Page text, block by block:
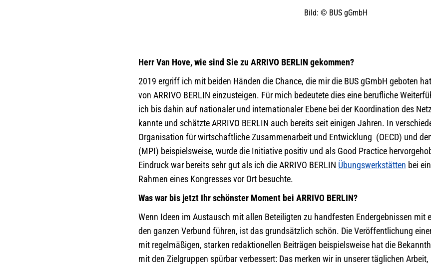
Bild: © BUS gGmbH
Herr Van Hove, wie sind Sie zu ARRIVO BERLIN gekommen?
2019 ergriff ich mit beiden Händen die Chance, die mir die BUS gGmbH geboten
von ARRIVO BERLIN einzusteigen. Für mich bedeutete dies eine berufliche
ich bis dahin auf nationaler und internationaler Ebene bei der Koordination des
kannte und schätzte ARRIVO BERLIN auch bereits seit einigen Jahren. In
Organisation für wirtschaftliche Zusammenarbeit und Entwicklung (OECD) und
(MPI) beispielsweise, wurde die Initiative positiv und als Good Practice
Eindruck war bereits sehr gut als ich die ARRIVO BERLIN Übungswerkstätten bei
Rahmen eines Kongresses vor Ort besuchte.
Was war bis jetzt Ihr schönster Moment bei ARRIVO BERLIN?
Wenn Ideen im Austausch mit allen Beteiligten zu handfesten Endergebnissen mit
den ganzen Verbund führen, ist das grundsätzlich schön. Die Veröffentlichung
mit regelmäßigen, starken redaktionellen Beiträgen beispielsweise hat die
mit den Zielgruppen spürbar verbessert: Das merken wir in unserer täglichen